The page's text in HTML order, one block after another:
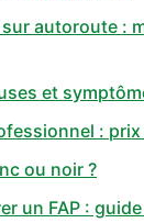
sur autoroute :
et
:
ou noir ?
un FAP :